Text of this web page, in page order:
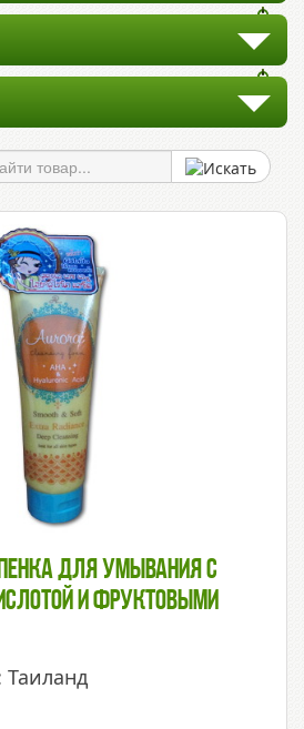
Для Умывания С
И Фруктовыми
Таиланд